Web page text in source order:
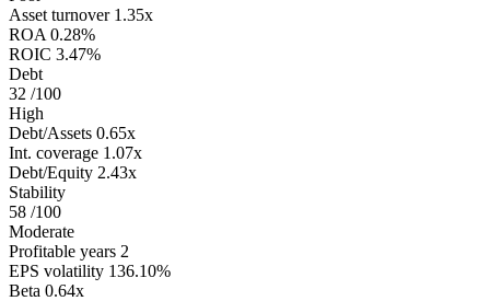
Asset turnover 1.35x
ROA 0.28%
ROIC 3.47%
Debt
32 /100
High
Debt/Assets 0.65x
Int. coverage 1.07x
Debt/Equity 2.43x
Stability
58 /100
Moderate
Profitable years 2
EPS volatility 136.10%
Beta 0.64x